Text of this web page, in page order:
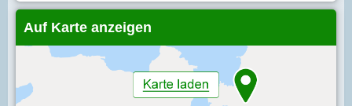
Auf Karte anzeigen